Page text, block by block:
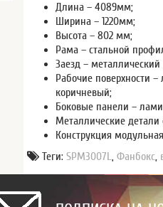
Длина – 4089мм;
Ширина – 1220мм;
Высота – 802 мм;
Рама – стальной
Заезд –
Рабочие поверхности
коричневый;
Боковые панели –
Металлические
Конструкция
Теги:SPM3007L,Фанбокс,